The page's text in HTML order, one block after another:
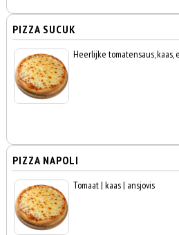
PIZZA SUCUK
Heerlijke tomatensaus, kaas,
PIZZA NAPOLI
Tomaat | kaas | ansjovis